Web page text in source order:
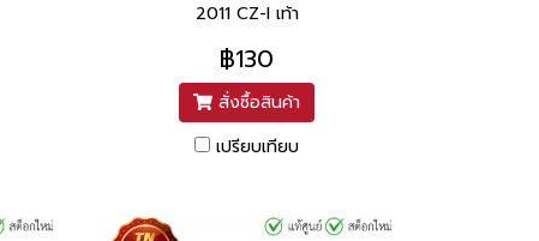
2011 CZ-I เท้า
฿130
สั่งซื้อสินค้า
เปรียบเทียบ